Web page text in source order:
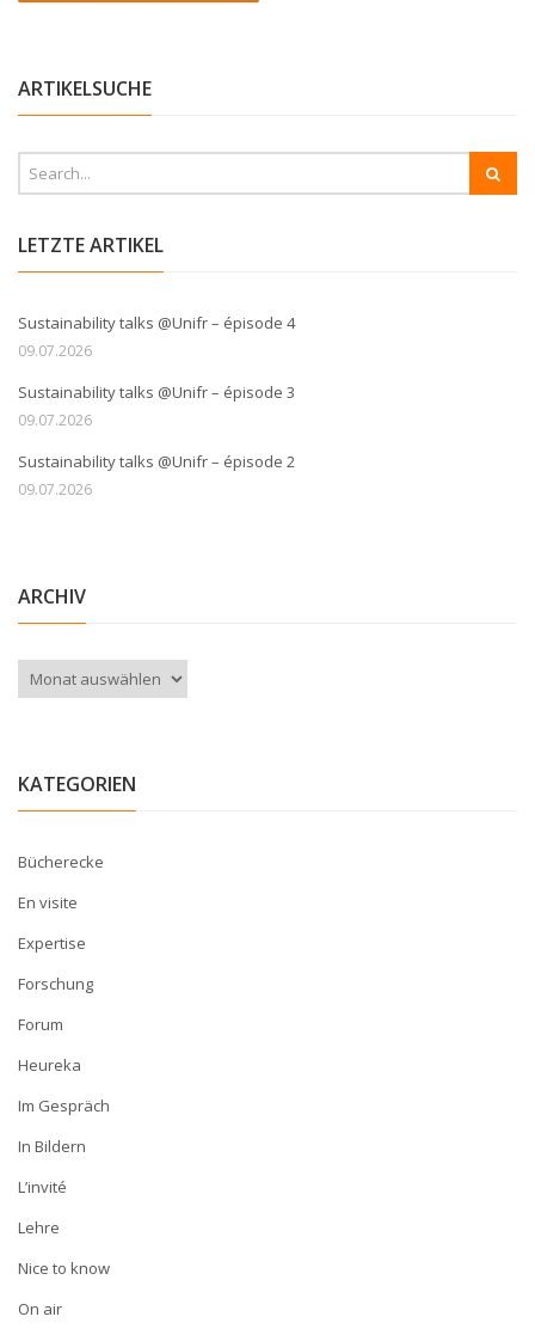
ARTIKELSUCHE
LETZTE ARTIKEL
Sustainability talks @Unifr – épisode 4
09.07.2026
Sustainability talks @Unifr – épisode 3
09.07.2026
Sustainability talks @Unifr – épisode 2
09.07.2026
ARCHIV
Archiv
KATEGORIEN
Bücherecke
En visite
Expertise
Forschung
Forum
Heureka
Im Gespräch
In Bildern
L’invité
Lehre
Nice to know
On air